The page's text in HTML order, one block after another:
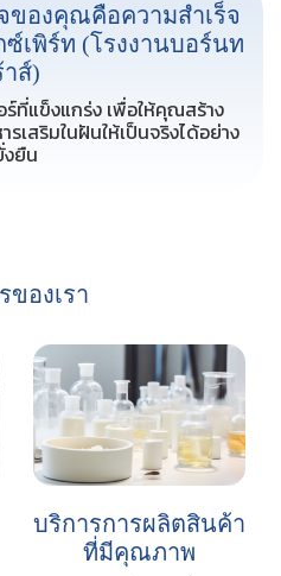
ของคุณคือความสำเร็จ
ซ์เพิร์ท (โรงงานบอร์นท
าส์)
ที่แข็งแกร่ง เพื่อให้คุณสร้าง
รเสริมในฝันให้เป็นจริงได้อย่าง
ยืน
ของเรา
บริการการผลิตสินค้า
ที่มีคุณภาพ